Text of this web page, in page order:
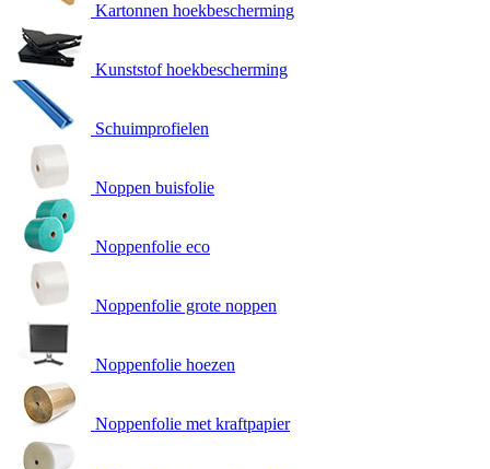
Kartonnen hoekbescherming
Kunststof hoekbescherming
Schuimprofielen
Noppen buisfolie
Noppenfolie eco
Noppenfolie grote noppen
Noppenfolie hoezen
Noppenfolie met kraftpapier